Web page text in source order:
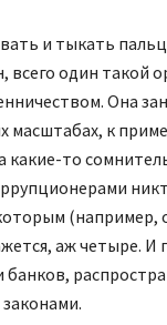
и тыкать
всего один такой
Она
масштабах, к
какие-то
(например,
аж четыре.
банков,
законами.